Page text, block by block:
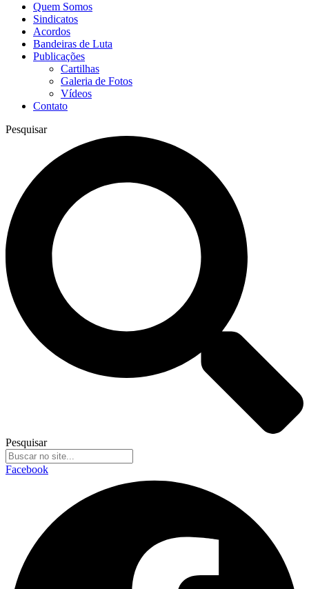
Quem Somos
Sindicatos
Acordos
Bandeiras de Luta
Publicações
Cartilhas
Galeria de Fotos
Vídeos
Contato
Pesquisar
Pesquisar
Facebook